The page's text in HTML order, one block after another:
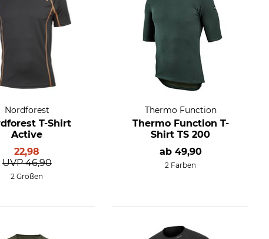
Nordforest
T-Shirt
Active
22,98
UVP 46,90
2 Größen
Thermo Function
Thermo Function T-
Shirt TS 200
ab 49,90
2 Farben